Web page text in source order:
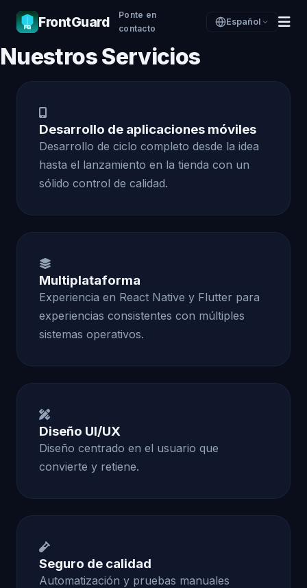
FrontGuard
Ponte en
contacto
Español
Nuestros Servicios
Desarrollo de aplicaciones móviles
Desarrollo de ciclo completo desde la idea
hasta el lanzamiento en la tienda con un
sólido control de calidad.
Multiplataforma
Experiencia en React Native y Flutter para
experiencias consistentes con múltiples
sistemas operativos.
Diseño UI/UX
Diseño centrado en el usuario que
convierte y retiene.
Seguro de calidad
Automatización y pruebas manuales